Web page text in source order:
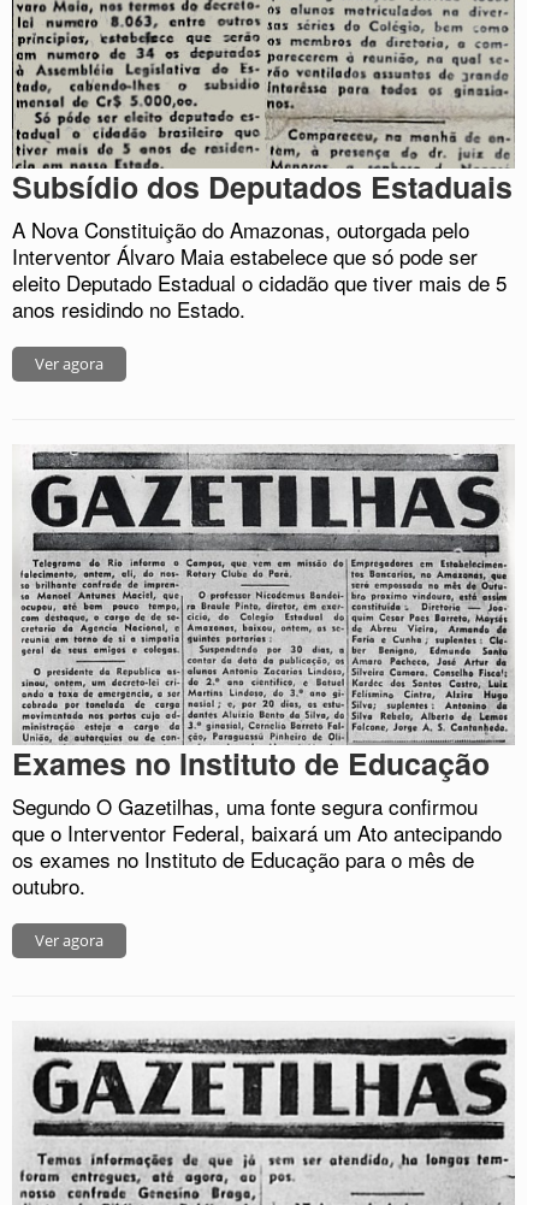
Subsídio dos Deputados Estaduais
A Nova Constituição do Amazonas, outorgada pelo
Interventor Álvaro Maia estabelece que só pode ser
eleito Deputado Estadual o cidadão que tiver mais de 5
anos residindo no Estado.
Ver agora
Exames no Instituto de Educação
Segundo O Gazetilhas, uma fonte segura confirmou
que o Interventor Federal, baixará um Ato antecipando
os exames no Instituto de Educação para o mês de
outubro.
Ver agora